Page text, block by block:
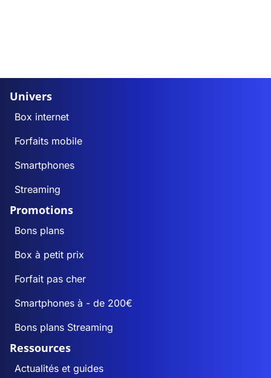
Univers
Box internet
Forfaits mobile
Smartphones
Streaming
Promotions
Bons plans
Box à petit prix
Forfait pas cher
Smartphones à - de 200€
Bons plans Streaming
Ressources
Actualités et guides